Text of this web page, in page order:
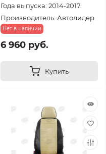
Года выпуска: 2014-2017
Производитель: Автолидер
Нет в наличии
6 960 руб.
Купить